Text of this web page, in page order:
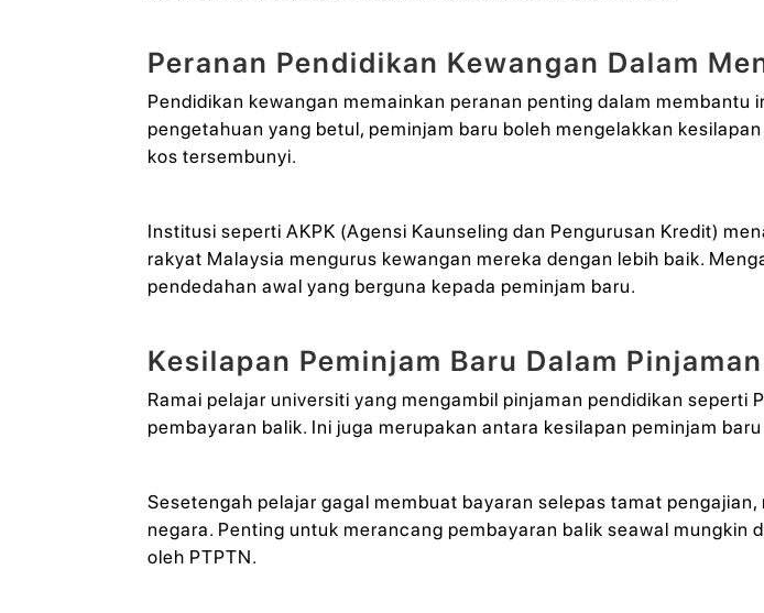
Peranan Pendidikan Kewangan Dalam
Pendidikan kewangan memainkan peranan penting dalam
pengetahuan yang betul, peminjam baru boleh mengelakkan
kos tersembunyi.
Institusi seperti AKPK (Agensi Kaunseling dan Pengurusan Kredit)
rakyat Malaysia mengurus kewangan mereka dengan lebih baik.
pendedahan awal yang berguna kepada peminjam baru.
Kesilapan Peminjam Baru Dalam
Ramai pelajar universiti yang mengambil pinjaman pendidikan seperti
pembayaran balik. Ini juga merupakan antara kesilapan peminjam
Sesetengah pelajar gagal membuat bayaran selepas tamat
negara. Penting untuk merancang pembayaran balik seawal
oleh PTPTN.